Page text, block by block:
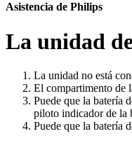
Asistencia de Philips
La unidad
La unidad no está
El compartimento de
Puede que la batería
piloto indicador de la
Puede que la batería